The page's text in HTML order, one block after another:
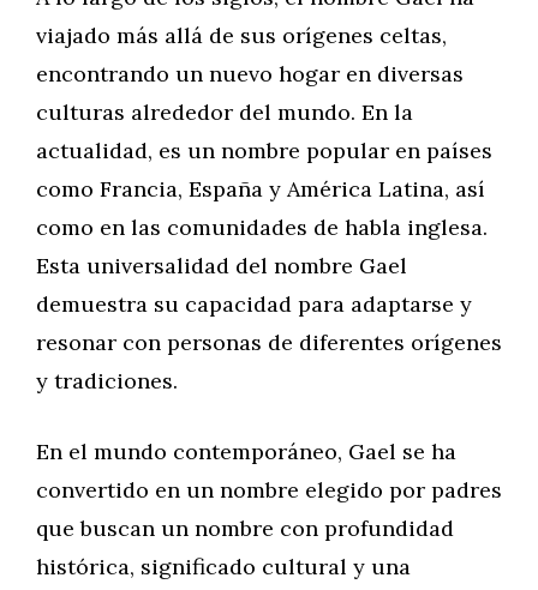
viajado más allá de sus orígenes celtas,
encontrando un nuevo hogar en diversas
culturas alrededor del mundo. En la
actualidad, es un nombre popular en países
como Francia, España y América Latina, así
como en las comunidades de habla inglesa.
Esta universalidad del nombre Gael
demuestra su capacidad para adaptarse y
resonar con personas de diferentes orígenes
y tradiciones.
En el mundo contemporáneo, Gael se ha
convertido en un nombre elegido por padres
que buscan un nombre con profundidad
histórica, significado cultural y una